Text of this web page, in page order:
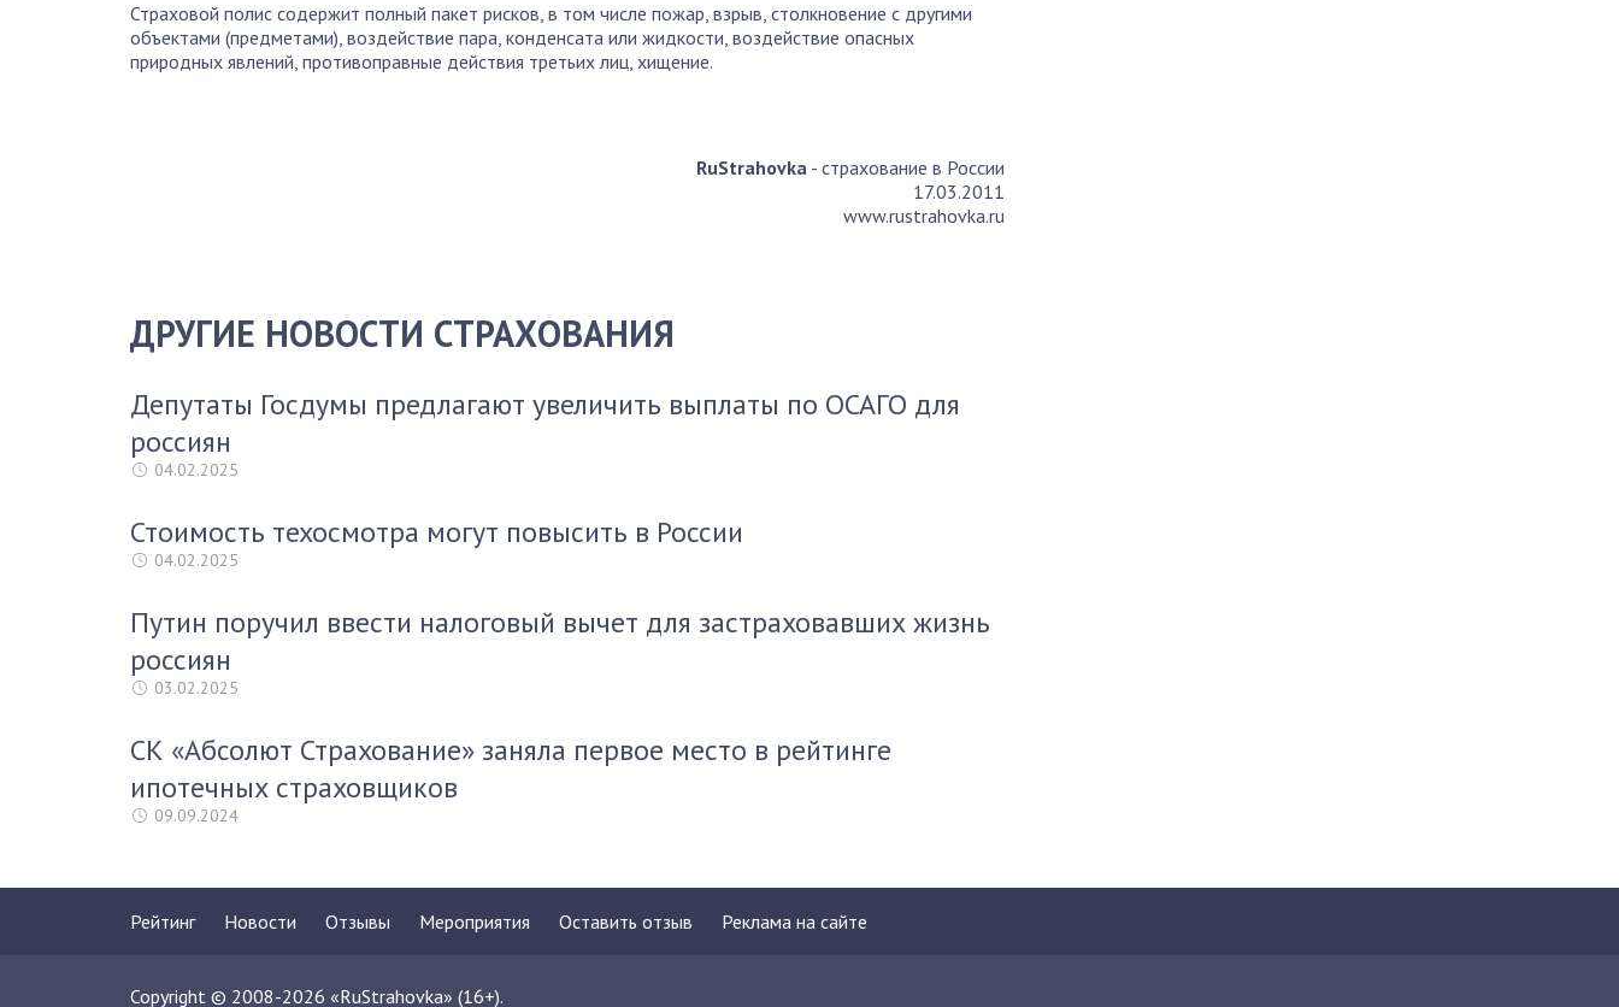
Страховой полис содержит полный пакет рисков, в том числе пожар, взрыв, столкновение с другими
объектами (предметами), воздействие пара, конденсата или жидкости, воздействие опасных
природных явлений, противоправные действия третьих лиц, хищение.
RuStrahovka- страхование в России
17.03.2011
www.rustrahovka.ru
ДРУГИЕ НОВОСТИ СТРАХОВАНИЯ
Депутаты Госдумы предлагают увеличить выплаты по ОСАГО для
россиян
04.02.2025
Стоимость техосмотра могут повысить в России
04.02.2025
Путин поручил ввести налоговый вычет для застраховавших жизнь
россиян
03.02.2025
СК «Абсолют Страхование» заняла первое место в рейтинге
ипотечных страховщиков
09.09.2024
Рейтинг Новости Отзывы Мероприятия Оставить отзыв Реклама на сайте
Copyright © 2008-2026 «RuStrahovka» (16+).